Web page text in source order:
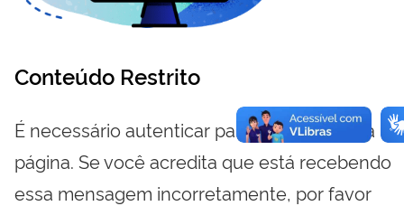
Conteúdo Restrito
É necessário autenticar para visualizar essa
página. Se você acredita que está recebendo
essa mensagem incorretamente, por favor